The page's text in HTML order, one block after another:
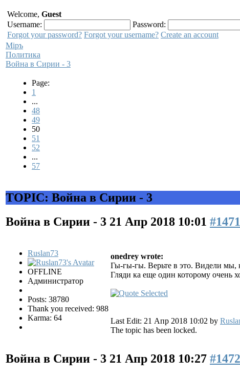
Welcome, Guest
Username:
Password:
Forgot your password? Forgot your username? Create an account
Мiръ
Политика
Война в Сирии - 3
Page:
1
...
48
49
50
51
52
...
57
TOPIC: Война в Сирии - 3
Война в Сирии - 3 21 Апр 2018 10:01 #1471
Ruslan73
OFFLINE
Администратор
Posts: 38780
Thank you received: 988
Karma: 64
onedrey wrote:
Гы-гы-гы. Верьте в это. Видели мы,
Гляди ка еще один которому очень
Last Edit: 21 Апр 2018 10:02 by
The topic has been locked.
Война в Сирии - 3 21 Апр 2018 10:27 #1472